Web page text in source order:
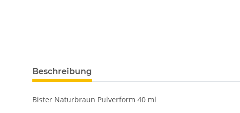
Beschreibung
Bister Naturbraun Pulverform 40 ml